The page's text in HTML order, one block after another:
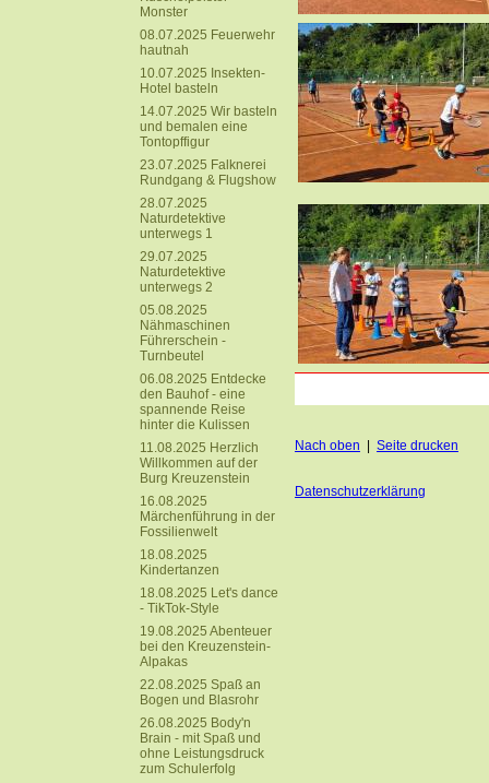
Monster
08.07.2025 Feuerwehr
hautnah
10.07.2025 Insekten-
Hotel basteln
14.07.2025 Wir basteln
und bemalen eine
Tontopffigur
23.07.2025 Falknerei
Rundgang & Flugshow
28.07.2025
Naturdetektive
unterwegs 1
29.07.2025
Naturdetektive
unterwegs 2
05.08.2025
Nähmaschinen
Führerschein -
Turnbeutel
06.08.2025 Entdecke
den Bauhof - eine
spannende Reise
hinter die Kulissen
11.08.2025 Herzlich
Willkommen auf der
Burg Kreuzenstein
16.08.2025
Märchenführung in der
Fossilienwelt
18.08.2025
Kindertanzen
18.08.2025 Let's dance
- TikTok-Style
19.08.2025 Abenteuer
bei den Kreuzenstein-
Alpakas
22.08.2025 Spaß an
Bogen und Blasrohr
26.08.2025 Body'n
Brain - mit Spaß und
ohne Leistungsdruck
zum Schulerfolg
Nach oben | Seite drucken
Datenschutzerklärung